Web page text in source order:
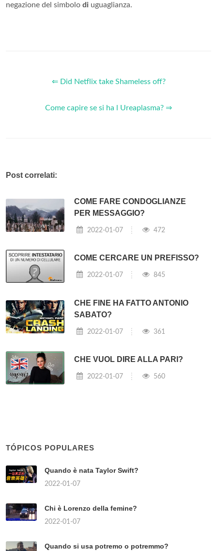
negazione del simbolo di uguaglianza.
⇐ Did Netflix take Shameless off?
Come capire se si ha l Ureaplasma? ⇒
Post correlati:
COME FARE CONDOGLIANZE
PER MESSAGGIO?
2022-01-07 472
COME CERCARE UN PREFISSO?
2022-01-07 845
CHE FINE HA FATTO ANTONIO
SABATO?
2022-01-07 361
CHE VUOL DIRE ALLA PARI?
2022-01-07 560
TÓPICOS POPULARES
Quando è nata Taylor Swift?
2022-01-07
Chi è Lorenzo della femine?
2022-01-07
Quando si usa potremo o potremmo?